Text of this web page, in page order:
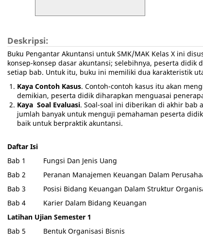
Deskripsi:
Buku Pengantar Akuntansi untuk SMK/MAK Kelas X ini
konsep-konsep dasar akuntansi; selebihnya, peserta
setiap bab. Untuk itu, buku ini memiliki dua karakteristik
Kaya Contoh Kasus. Contoh-contoh kasus itu akan
demikian, peserta didik diharapkan menguasai
Kaya Soal Evaluasi. Soal-soal ini diberikan di akhir bab
jumlah banyak untuk menguji pemahaman peserta
baik untuk berpraktik akuntansi.
Daftar Isi
Bab 1 Fungsi Dan Jenis Uang
Bab 2 Peranan Manajemen Keuangan Dalam
Bab 3 Posisi Bidang Keuangan Dalam Struktur
Bab 4 Karier Dalam Bidang Keuangan
Latihan Ujian Semester 1
Bab 5 Bentuk Organisasi Bisnis